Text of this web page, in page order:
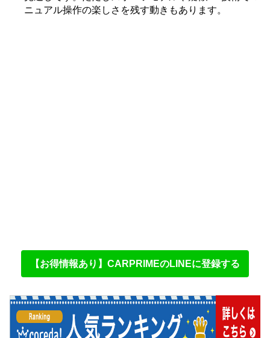
ニュアル操作の楽しさを残す動きもあります。
【お得情報あり】CARPRIMEのLINEに登録する